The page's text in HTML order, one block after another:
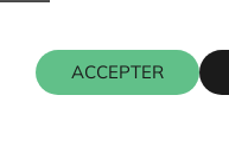
ACCEPTER